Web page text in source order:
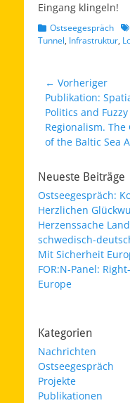
Eingang klingeln!
Kategorien
Ostseegespräch
Tunnel, Infrastruktur,
← Vorheriger
Vorheriger
Beitrag:
Publikation:
Politics and Fuzzy
Regionalism. The
of the Baltic Sea
Neueste Beiträge
Ostseegespräch:
Herzlichen
Herzenssache
schwedisch-
Mit Sicherheit
FOR:N-Panel:
Europe
Kategorien
Nachrichten
Ostseegespräch
Projekte
Publikationen